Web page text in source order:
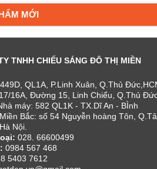
MỚI
TNHH CHIẾU SÁNG ĐÔ THỊ MIỀN
QL1A, P.Linh Xuân, Q.Thủ
16A, Đường 15, Linh Chiểu, Q.Thủ
máy: 582 QL1K - TX.Dĩ An - BÌnh
Bắc: số 54 Nguyễn hoàng Tôn,
Nội.
028. 66600499
0984 567 468
5403 7612